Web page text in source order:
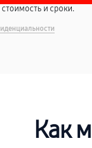
стоимость и сроки.
Как